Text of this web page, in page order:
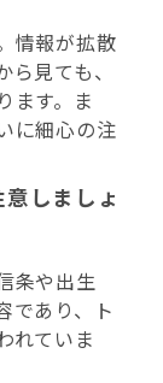
情報が拡散
見ても、
ます。ま
に細心の注
しましょ
条や出生
であり、ト
れていま